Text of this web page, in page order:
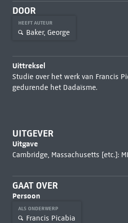
DOOR
HEEFT AUTEUR
Baker, George
Uittreksel
Studie over het werk van Francis
gedurende het Dadaïsme.
UITGEVER
Uitgave
Cambridge, Massachusetts [etc.]:
GAAT OVER
Persoon
ALS ONDERWERP
Francis Picabia